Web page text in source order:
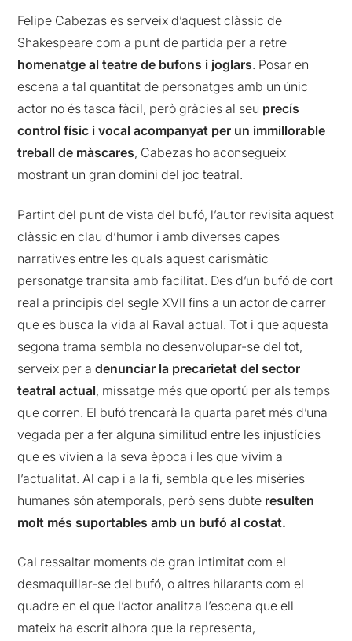
Felipe Cabezas es serveix d’aquest clàssic de
Shakespeare com a punt de partida per a retre
homenatge al teatre de bufons i joglars. Posar en
escena a tal quantitat de personatges amb un únic
actor no és tasca fàcil, però gràcies al seu precís
control físic i vocal acompanyat per un immillorable
treball de màscares, Cabezas ho aconsegueix
mostrant un gran domini del joc teatral.
Partint del punt de vista del bufó, l’autor revisita aquest
clàssic en clau d’humor i amb diverses capes
narratives entre les quals aquest carismàtic
personatge transita amb facilitat. Des d’un bufó de cort
real a principis del segle XVII fins a un actor de carrer
que es busca la vida al Raval actual. Tot i que aquesta
segona trama sembla no desenvolupar-se del tot,
serveix per adenunciar la precarietat del sector
teatral actual, missatge més que oportú per als temps
que corren. El bufó trencarà la quarta paret més d’una
vegada per a fer alguna similitud entre les injustícies
que es vivien a la seva època i les que vivim a
l’actualitat. Al cap i a la fi, sembla que les misèries
humanes són atemporals, però sens dubte resulten
molt més suportables amb un bufó al costat.
Cal ressaltar moments de gran intimitat com el
desmaquillar-se del bufó, o altres hilarants com el
quadre en el que l’actor analitza l’escena que ell
mateix ha escrit alhora que la representa,